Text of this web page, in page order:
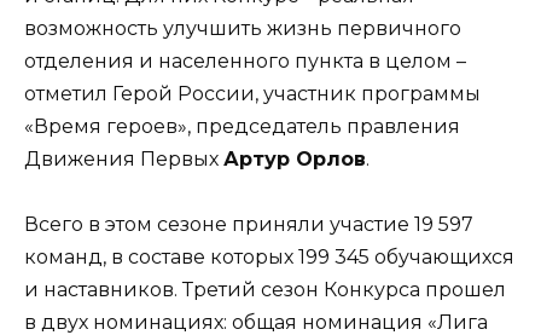
возможность улучшить жизнь первичного
отделения и населенного пункта в целом –
отметил Герой России, участник программы
«Время героев», председатель правления
Движения Первых Артур Орлов.
Всего в этом сезоне приняли участие 19 597
команд, в составе которых 199 345 обучающихся
и наставников. Третий сезон Конкурса прошел
в двух номинациях: общая номинация «Лига